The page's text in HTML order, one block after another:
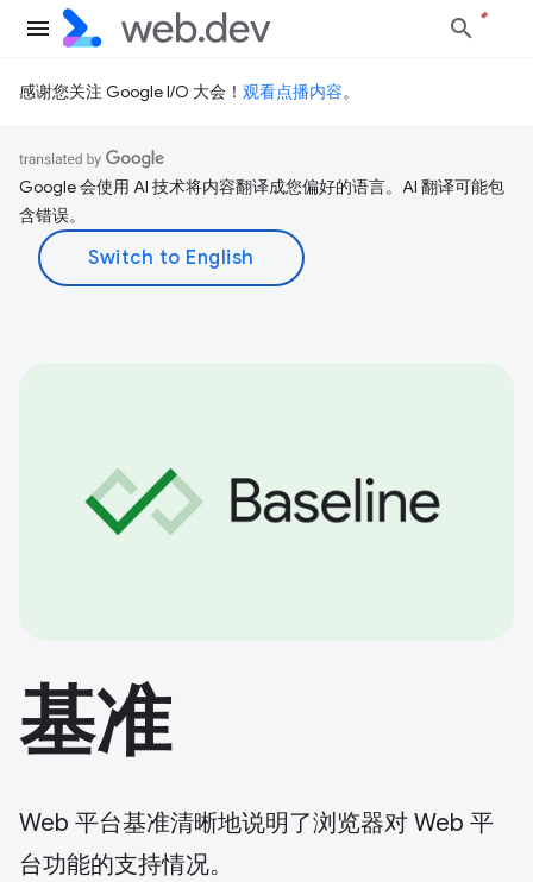
感谢您关注 Google I/O 大会！ 观看点播内容。
Google 会使用 AI 技术将内容翻译成您偏好的语言。AI 翻译可能包
含错误。
基准
Web 平台基准清晰地说明了浏览器对 Web 平
台功能的支持情况。